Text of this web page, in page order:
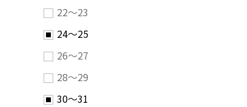
22～23
24～25
26～27
28～29
30～31